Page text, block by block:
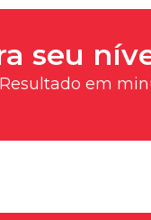
seu
em